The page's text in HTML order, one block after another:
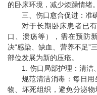
的卧床环境，减少烦躁情绪。
三、 伤口愈合促进：准
对于长期卧床患者已
口、溃疡等），需在预防
决“感染、缺血、营养不足”
部位发展为新的压疮。
1. 伤口局部护理：清洁
规范清洁消毒：每日
物、坏死组织，避免分泌